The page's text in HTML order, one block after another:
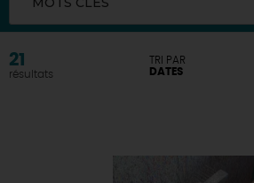
TOUT
21
résultats
TRI PAR
DATES